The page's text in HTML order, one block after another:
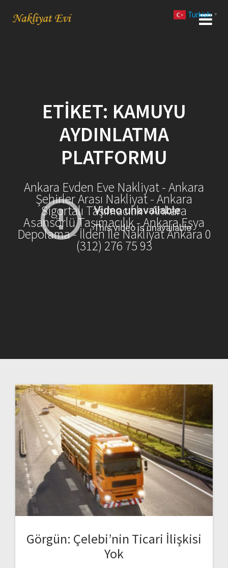
ETIKET: KAMUYU
AYDINLATMA
PLATFORMU
Ankara Evden Eve Nakliyat - Ankara
Şehirler Arası Nakliyat - Ankara
Sigortalı Taşımacılık - Ankara
Asansörlü Taşımacılık - Ankara Eşya
Depolama - İlden İle Nakliyat Ankara 0
(312) 276 75 93
Görgün: Çelebi’nin Ticari İlişkisi
Yok
Turkish ▼